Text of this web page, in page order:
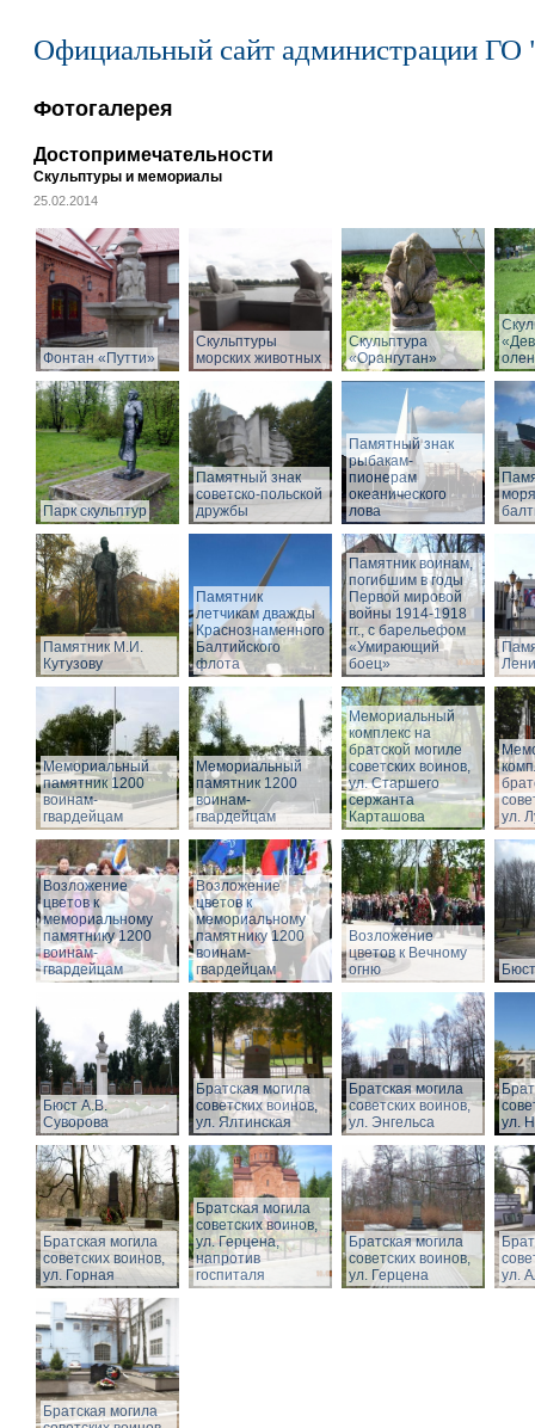
Официальный сайт администрации ГО
Фотогалерея
Достопримечательности
Скульптуры и мемориалы
25.02.2014
Фонтан «Путти»
Скульптуры
морских животных
Скульптура
«Орангутан»
Парк скульптур
Памятный знак
советско-польской
дружбы
Памятный знак
рыбакам-
пионерам
океанического
лова
Памятник М.И.
Кутузову
Памятник
летчикам дважды
Краснознаменного
Балтийского
флота
Памятник воинам,
погибшим в годы
Первой мировой
войны 1914-1918
гг., с барельефом
«Умирающий
боец»
Мемориальный
памятник 1200
воинам-
гвардейцам
Мемориальный
памятник 1200
воинам-
гвардейцам
Мемориальный
комплекс на
братской могиле
советских воинов,
ул. Старшего
сержанта
Карташова
ул.
Возложение
цветов к
мемориальному
памятнику 1200
воинам-
гвардейцам
Возложение
цветов к
мемориальному
памятнику 1200
воинам-
гвардейцам
Возложение
цветов к Вечному
огню
Бюст А.В.
Суворова
Братская могила
советских воинов,
ул. Ялтинская
Братская могила
советских воинов,
ул. Энгельса
ул.
Братская могила
советских воинов,
ул. Горная
Братская могила
советских воинов,
ул. Герцена,
напротив
госпиталя
Братская могила
советских воинов,
ул. Герцена
ул.
Братская могила